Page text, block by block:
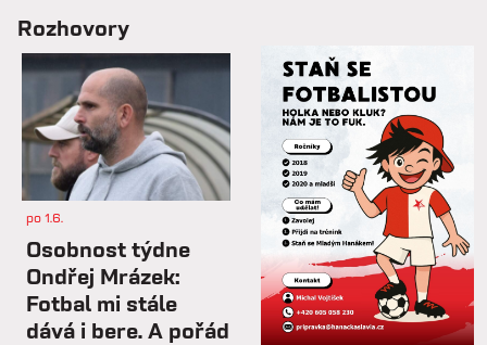
📋 Proti Púchovu nastoupíme v
této základní sestavě.
so 7.2.
⚽️ DNES HRAJÍ HANÁCI 🔴⚪️V
dalším přípravném utkání...
st 4.2.
Hlavní trenér Lukáš Kříž v
rozhovoru hodnotí dosavadní
průběh zimní...
Rozhovory
po 1.6.
Osobnost týdne
Ondřej Mrázek:
Fotbal mi stále
dává i bere. A pořád